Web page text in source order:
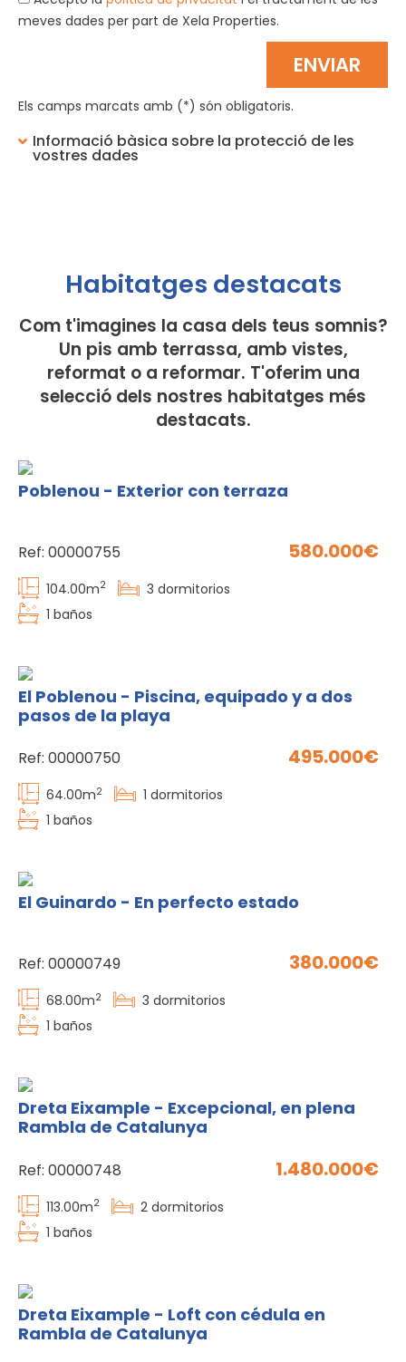
meves dades per part de Xela Properties.
ENVIAR
Els camps marcats amb (*) són obligatoris.
Informació bàsica sobre la protecció de les
vostres dades
Habitatges destacats​
Com t'imagines la casa dels teus somnis?
Un pis amb terrassa, amb vistes,
reformat o a reformar. T'oferim una
selecció dels nostres habitatges més
destacats.
Poblenou - Exterior con terraza
Ref: 00000755 580.000
104.00m2 3 dormitorios
1 baños
El Poblenou - Piscina, equipado y a dos
pasos de la playa
Ref: 00000750 495.000
64.00m2 1 dormitorios
1 baños
El Guinardo - En perfecto estado
Ref: 00000749 380.000
68.00m2 3 dormitorios
1 baños
Dreta Eixample - Excepcional, en plena
Rambla de Catalunya
Ref: 00000748 1.480.000
113.00m2 2 dormitorios
1 baños
Dreta Eixample - Loft con cédula en
Rambla de Catalunya